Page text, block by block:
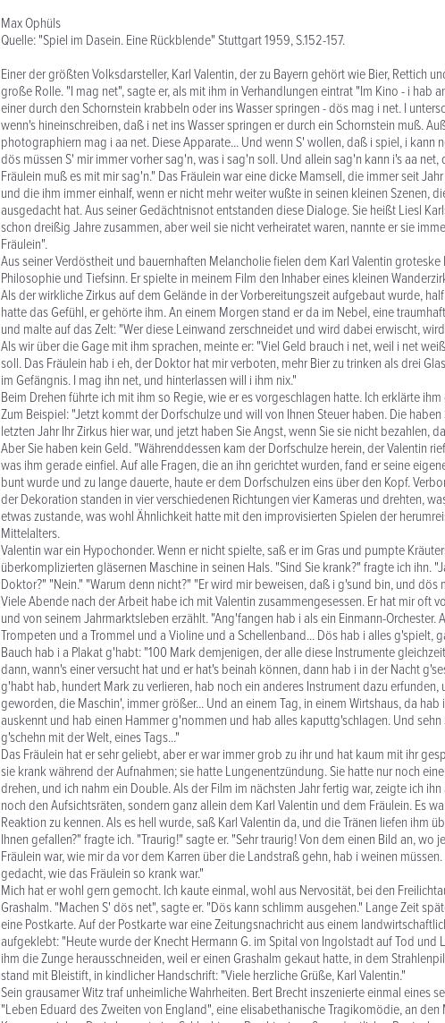
Max Ophüls
Quelle: "Spiel im Dasein. Eine Rückblende" Stuttgart 1959, S.152-157.
Einer der größten Volksdarsteller, Karl Valentin, der zu Bayern gehört wie Bier, Rettich
große Rolle. "I mag net", sagte er, als mit ihm in Verhandlungen eintrat "Im Kino - i hab
einer durch den Schornstein krabbeln oder ins Wasser springen - dös mag i net. I
wenn's hineinschreiben, daß i net ins Wasser springen er durch ein Schornstein muß.
photographiern mag i aa net. Diese Apparate... Und wenn S' wollen, daß i spiel, i kann
dös müssen S' mir immer vorher sag'n, was i sag'n soll. Und allein sag'n kann i's aa
Fräulein muß es mit mir sag'n." Das Fräulein war eine dicke Mamsell, die immer seit
und die ihm immer einhalf, wenn er nicht mehr weiter wußte in seinen kleinen Szenen,
ausgedacht hat. Aus seiner Gedächtnisnot entstanden diese Dialoge. Sie heißt Liesl
schon dreißig Jahre zusammen, aber weil sie nicht verheiratet waren, nannte er sie
Fräulein".
Aus seiner Verdöstheit und bauernhaften Melancholie fielen dem Karl Valentin
Philosophie und Tiefsinn. Er spielte in meinem Film den Inhaber eines kleinen
Als der wirkliche Zirkus auf dem Gelände in der Vorbereitungszeit aufgebaut wurde,
hatte das Gefühl, er gehörte ihm. An einem Morgen stand er da im Nebel, eine
und malte auf das Zelt: "Wer diese Leinwand zerschneidet und wird dabei erwischt,
Als wir über die Gage mit ihm sprachen, meinte er: "Viel Geld brauch i net, weil i net
soll. Das Fräulein hab i eh, der Doktor hat mir verboten, mehr Bier zu trinken als drei
im Gefängnis. I mag ihn net, und hinterlassen will i ihm nix."
Beim Drehen führte ich mit ihm so Regie, wie er es vorgeschlagen hatte. Ich erklärte
Zum Beispiel: "Jetzt kommt der Dorfschulze und will von Ihnen Steuer haben. Die
letzten Jahr Ihr Zirkus hier war, und jetzt haben Sie Angst, wenn Sie sie nicht bezahlen,
Aber Sie haben kein Geld. "Währenddessen kam der Dorfschulze herein, der Valentin
was ihm gerade einfiel. Auf alle Fragen, die an ihn gerichtet wurden, fand er seine
bunt wurde und zu lange dauerte, haute er dem Dorfschulzen eins über den Kopf.
der Dekoration standen in vier verschiedenen Richtungen vier Kameras und drehten,
etwas zustande, was wohl Ähnlichkeit hatte mit den improvisierten Spielen der
Mittelalters.
Valentin war ein Hypochonder. Wenn er nicht spielte, saß er im Gras und pumpte
überkomplizierten gläsernen Maschine in seinen Hals. "Sind Sie krank?" fragte ich ihn.
Doktor?" "Nein." "Warum denn nicht?" "Er wird mir beweisen, daß i g'sund bin, und dös
Viele Abende nach der Arbeit habe ich mit Valentin zusammengesessen. Er hat mir oft
und von seinem Jahrmarktsleben erzählt. "Ang'fangen hab i als ein Einmann-Orchester.
Trompeten und a Trommel und a Violine und a Schellenband... Dös hab i alles g'spielt,
Bauch hab i a Plakat g'habt: "100 Mark demjenigen, der alle diese Instrumente
dann, wann's einer versucht hat und er hat's beinah können, dann hab i in der Nacht
g'habt hab, hundert Mark zu verlieren, hab noch ein anderes Instrument dazu
geworden, die Maschin', immer größer... Und an einem Tag, in einem Wirtshaus, da
auskennt und hab einen Hammer g'nommen und hab alles kaputtg'schlagen. Und sehn
g'schehn mit der Welt, eines Tags..."
Das Fräulein hat er sehr geliebt, aber er war immer grob zu ihr und hat kaum mit ihr
sie krank während der Aufnahmen; sie hatte Lungenentzündung. Sie hatte nur noch
drehen, und ich nahm ein Double. Als der Film im nächsten Jahr fertig war, zeigte ich
noch den Aufsichtsräten, sondern ganz allein dem Karl Valentin und dem Fräulein. Es
Reaktion zu kennen. Als es hell wurde, saß Karl Valentin da, und die Tränen liefen ihm
Ihnen gefallen?" fragte ich. "Traurig!" sagte er. "Sehr traurig! Von dem einen Bild an, wo
Fräulein war, wie mir da vor dem Karren über die Landstraß gehn, hab i weinen
gedacht, wie das Fräulein so krank war."
Mich hat er wohl gern gemocht. Ich kaute einmal, wohl aus Nervosität, bei den
Grashalm. "Machen S' dös net", sagte er. "Dös kann schlimm ausgehen." Lange Zeit
eine Postkarte. Auf der Postkarte war eine Zeitungsnachricht aus einem
aufgeklebt: "Heute wurde der Knecht Hermann G. im Spital von Ingolstadt auf Tod und
ihm die Zunge herausschneiden, weil er einen Grashalm gekaut hatte, in dem
stand mit Bleistift, in kindlicher Handschrift: "Viele herzliche Grüße, Karl Valentin."
Sein grausamer Witz traf unheimliche Wahrheiten. Bert Brecht inszenierte einmal eines
"Leben Eduard des Zweiten von England", eine elisabethanische Tragikomödie, an den